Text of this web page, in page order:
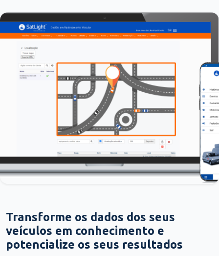
Transforme os dados dos seus
veículos em conhecimento e
potencialize os seus resultados